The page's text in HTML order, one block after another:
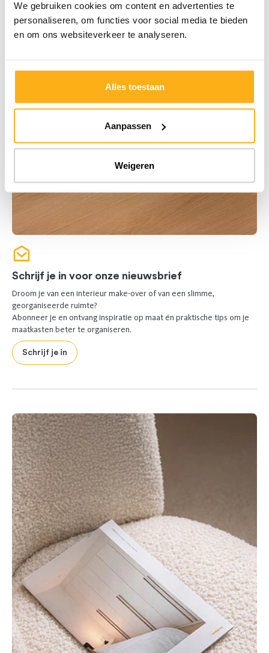
We gebruiken cookies om content en advertenties te
personaliseren, om functies voor social media te bieden
en om ons websiteverkeer te analyseren.
Alles toestaan
Aanpassen
Weigeren
Schrijf je in voor onze nieuwsbrief
Droom je van een interieur make-over of van een slimme,
georganiseerde ruimte?
Abonneer je en ontvang inspiratie op maat én praktische tips om je
maatkasten beter te organiseren.
Schrijf je in